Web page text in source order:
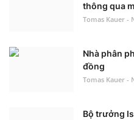
thông qua
Tomas Kauer -
Nhà phân
đồng
Tomas Kauer -
Bộ trưởng